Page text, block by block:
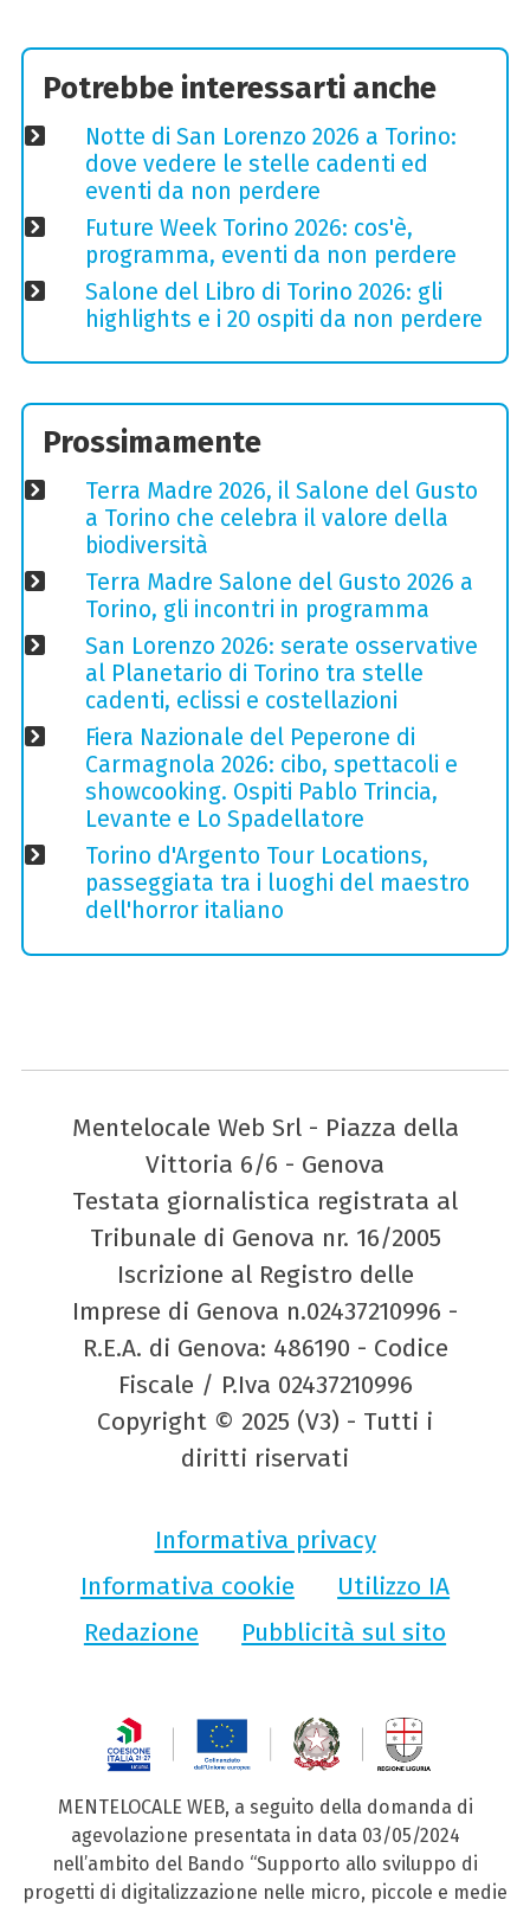
Potrebbe interessarti anche
Notte di San Lorenzo 2026 a Torino:
dove vedere le stelle cadenti ed
eventi da non perdere
Future Week Torino 2026: cos'è,
programma, eventi da non perdere
Salone del Libro di Torino 2026: gli
highlights e i 20 ospiti da non perdere
Prossimamente
Terra Madre 2026, il Salone del Gusto
a Torino che celebra il valore della
biodiversità
Terra Madre Salone del Gusto 2026 a
Torino, gli incontri in programma
San Lorenzo 2026: serate osservative
al Planetario di Torino tra stelle
cadenti, eclissi e costellazioni
Fiera Nazionale del Peperone di
Carmagnola 2026: cibo, spettacoli e
showcooking. Ospiti Pablo Trincia,
Levante e Lo Spadellatore
Torino d'Argento Tour Locations,
passeggiata tra i luoghi del maestro
dell'horror italiano
Mentelocale Web Srl - Piazza della
Vittoria 6/6 - Genova
Testata giornalistica registrata al
Tribunale di Genova nr. 16/2005
Iscrizione al Registro delle
Imprese di Genova n.02437210996 -
R.E.A. di Genova: 486190 - Codice
Fiscale / P.Iva 02437210996
Copyright © 2025 (V3) - Tutti i
diritti riservati
Informativa privacy
Informativa cookie
Utilizzo IA
Redazione
Pubblicità sul sito
MENTELOCALE WEB, a seguito della domanda di
agevolazione presentata in data 03/05/2024
nell’ambito del Bando “Supporto allo sviluppo di
progetti di digitalizzazione nelle micro, piccole e medie